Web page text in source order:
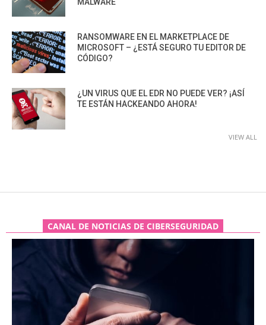
RANSOMWARE EN EL MARKETPLACE DE
MICROSOFT – ¿ESTÁ SEGURO TU EDITOR DE
CÓDIGO?
¿UN VIRUS QUE EL EDR NO PUEDE VER? ¡ASÍ
TE ESTÁN HACKEANDO AHORA!
VIEW ALL
CANAL DE NOTICIAS DE CIBERSEGURIDAD